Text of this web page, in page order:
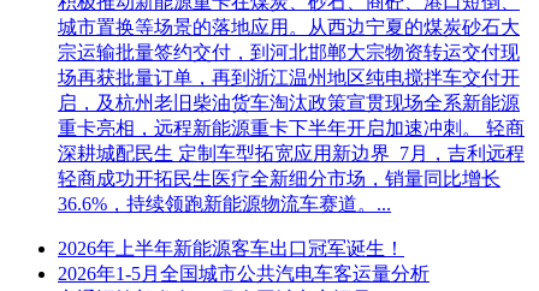
城市置换等场景的落地应用。从西边宁夏的煤炭砂石大
宗运输批量签约交付，到河北邯郸大宗物资转运交付现
场再获批量订单，再到浙江温州地区纯电搅拌车交付开
启，及杭州老旧柴油货车淘汰政策宣贯现场全系新能源
重卡亮相，远程新能源重卡下半年开启加速冲刺。 轻商
深耕城配民生 定制车型拓宽应用新边界 7月，吉利远程
轻商成功开拓民生医疗全新细分市场，销量同比增长
36.6%，持续领跑新能源物流车赛道。...
2026年上半年新能源客车出口冠军诞生！
2026年1-5月全国城市公共汽电车客运量分析